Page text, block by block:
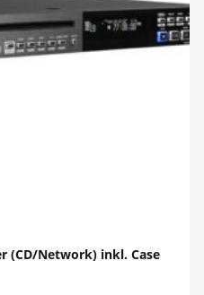
(CD/Network) inkl. Case